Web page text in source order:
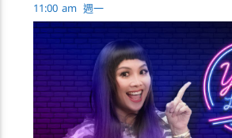
11:00 am 週一